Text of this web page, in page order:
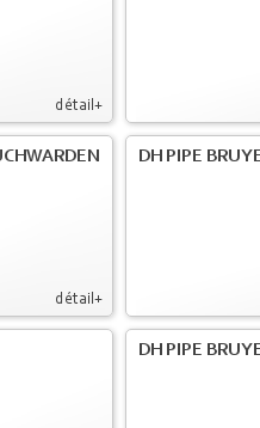
détail+
détail+
DH PIPE
DH PIPE